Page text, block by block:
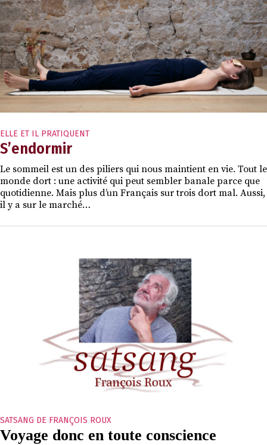
ELLE ET IL PRATIQUENT
S’endormir
Le sommeil est un des piliers qui nous maintient en vie. Tout le
monde dort : une activité qui peut sembler banale parce que
quotidienne. Mais plus d’un Français sur trois dort mal. Aussi,
il y a sur le marché…
SATSANG DE FRANÇOIS ROUX
Voyage donc en toute conscience